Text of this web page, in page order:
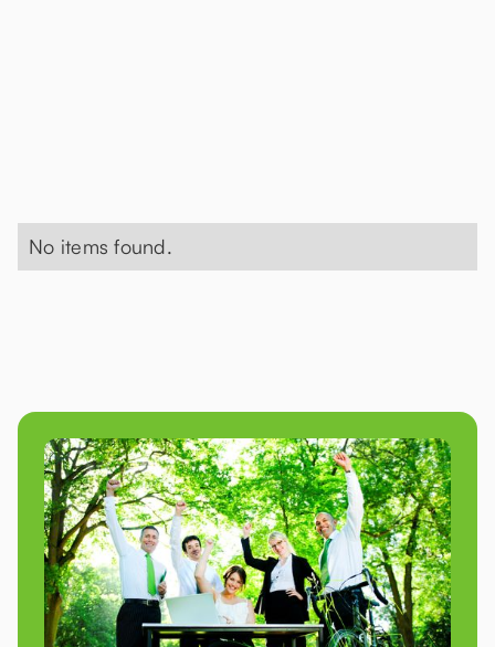
No items found.